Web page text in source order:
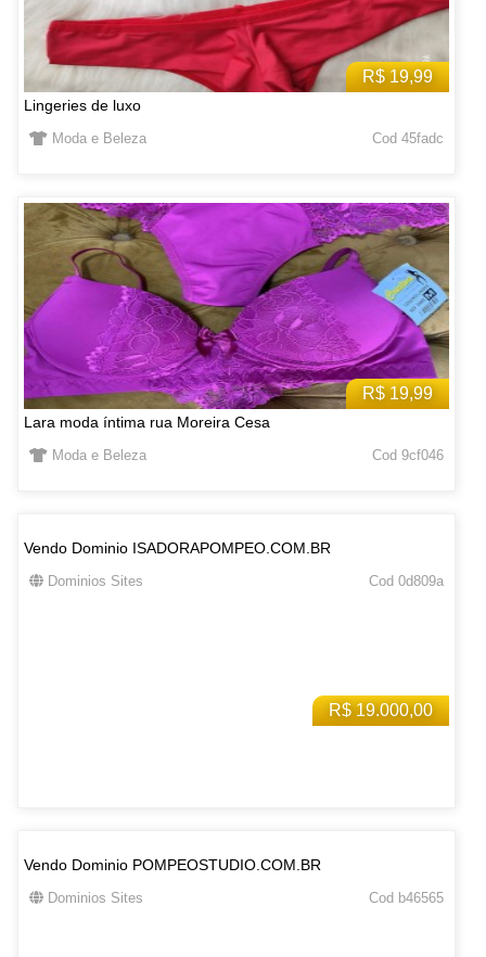
R$ 19,99
Lingeries de luxo
Moda e Beleza Cod 45fadc
R$ 19,99
Lara moda íntima rua Moreira Cesa
Moda e Beleza Cod 9cf046
R$ 19.000,00
Vendo Dominio ISADORAPOMPEO.COM.BR
Dominios Sites Cod 0d809a
Vendo Dominio POMPEOSTUDIO.COM.BR
Dominios Sites Cod b46565